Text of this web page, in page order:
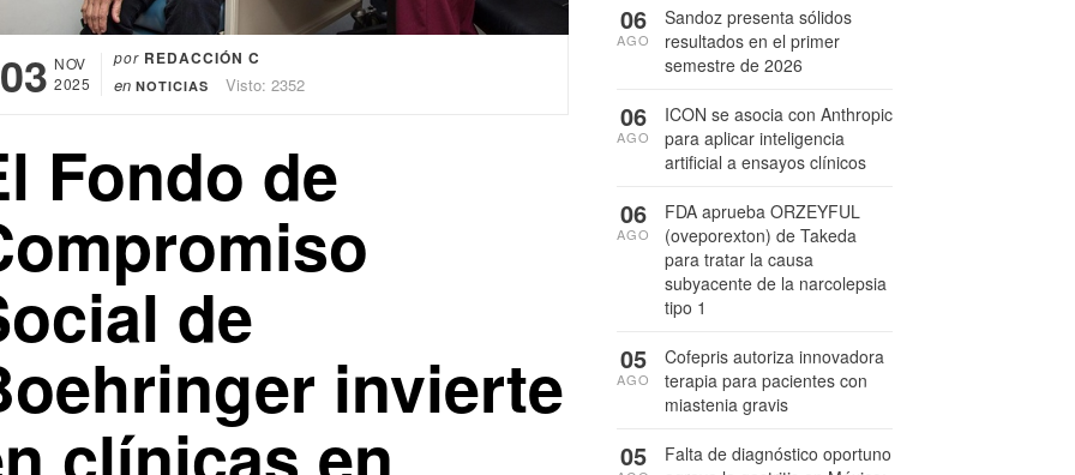
03 NOV
2025
por REDACCIÓN C
en NOTICIAS Visto: 2352
Fondo de
de
invierte
Sandoz presenta sólidos
resultados en el primer
semestre de 2026
06
AGO
ICON se asocia con Anthropic
para aplicar inteligencia
artificial a ensayos clínicos
06
AGO
FDA aprueba ORZEYFUL
(oveporexton) de Takeda
para tratar la causa
subyacente de la narcolepsia
tipo 1
06
AGO
Cofepris autoriza innovadora
terapia para pacientes con
miastenia gravis
05
AGO
Falta de diagnóstico oportuno
05